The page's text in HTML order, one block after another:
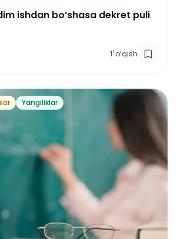
ishdan bo’shasa dekret puli
1' o‘qish
Yangiliklar